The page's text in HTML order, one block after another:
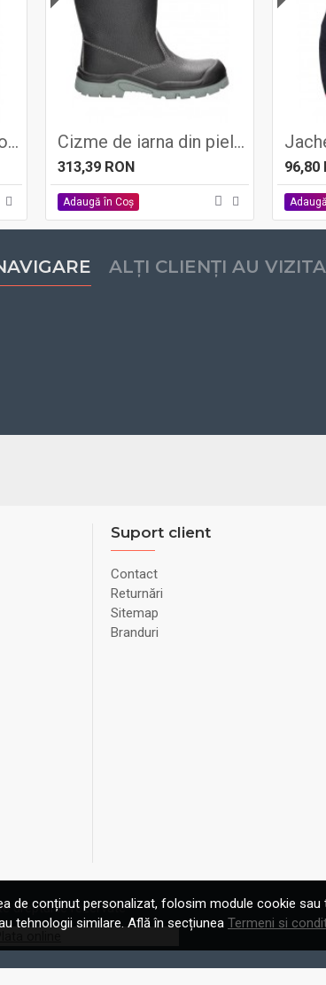
Tricou cu imprimeu Construct negru, 180 gr/mp - ARDON Cizme de iarna din piele Tibia S3 - Ardon
313,39 RON
Adaugă în Coş
96,80
ALȚI CLIENȚI AU
Suport client
Contact
Returnări
Sitemap
Branduri
drepturile rezervate
de conținut personalizat, folosim module cookie
tehnologii similare. Află în secțiunea Termeni si